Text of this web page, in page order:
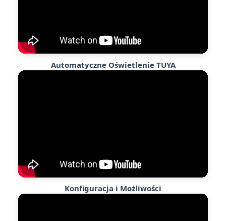
Automatyczne Oświetlenie TUYA
Konfiguracja i Możliwości